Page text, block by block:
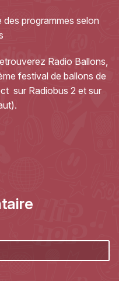
des programmes selon
Radio Ballons,
festival de ballons de
sur Radiobus 2 et sur